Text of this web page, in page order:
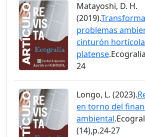
Matayoshi, D. H.
(2019).
problemas
cinturón hortícola
platense
24
Longo, L. (2023).
en torno del
ambiental
(14),p.24-27